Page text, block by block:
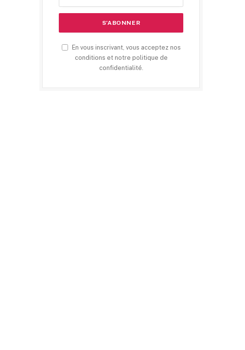
En vous inscrivant, vous acceptez nos
conditions et notre politique de
confidentialité.